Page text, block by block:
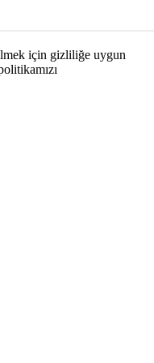
için gizliliğe uygun